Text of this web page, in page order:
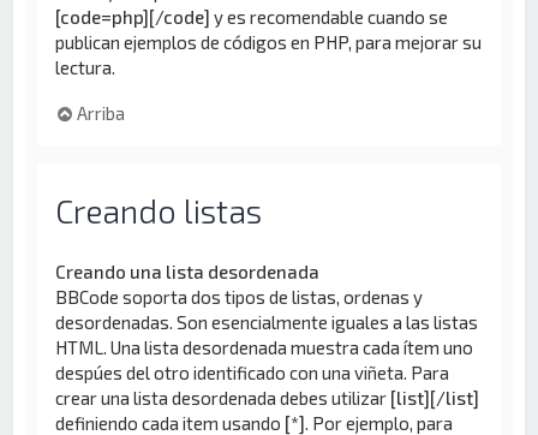
[code=php][/code] y es recomendable cuando se
publican ejemplos de códigos en PHP, para mejorar su
lectura.
Arriba
Creando listas
Creando una lista desordenada
BBCode soporta dos tipos de listas, ordenas y
desordenadas. Son esencialmente iguales a las listas
HTML. Una lista desordenada muestra cada ítem uno
despúes del otro identificado con una viñeta. Para
crear una lista desordenada debes utilizar [list][/list]
definiendo cada item usando [*] . Por ejemplo, para